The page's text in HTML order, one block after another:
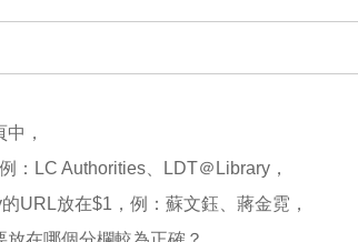
，
：LC Authorities、LDT＠Library，
URL放在$1，例：蘇文鈺、蔣金霓，